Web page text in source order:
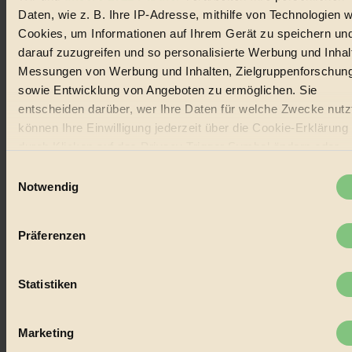
Daten, wie z. B. Ihre IP-Adresse, mithilfe von Technologien
Cookies, um Informationen auf Ihrem Gerät zu speichern
darauf zuzugreifen und so personalisierte Werbung und
Messungen von Werbung und Inhalten,
sowie Entwicklung von Angeboten zu ermöglichen. Sie
entscheiden darüber, wer Ihre Daten für welche Zwecke
können Ihre Einwilligung jederzeit über die Cookie-Erklärung
Informationen über Ihre geografische Lage erfassen,
welche bis auf einige Meter genau sein können
Merkmalen (Fingerprinting) identifizieren
Einzelheiten
Notwendig
Präferenzen
Statistiken
Marketing
22.601 Fans auf Facebook
3.415 Follower auf Twitter
Folge uns auf Instagram
Themen
Bio
Nachhaltigkeit
Natur